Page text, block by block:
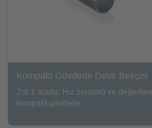
Kompakt Gövdede Devir Bekçisi
2'si 1 arada: Hız sensörü ve
kompakt gövdede